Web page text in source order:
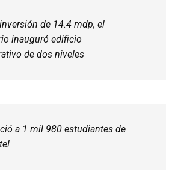
de 14.4 mdp, el
inauguró edificio
de dos niveles
a 1 mil 980 estudiantes de